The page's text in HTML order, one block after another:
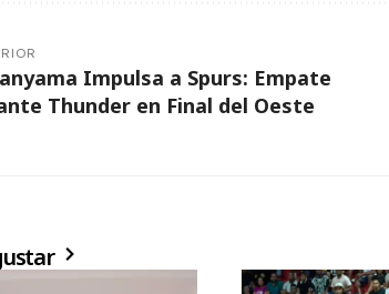
Impulsa a Spurs: Empate
Thunder en Final del Oeste